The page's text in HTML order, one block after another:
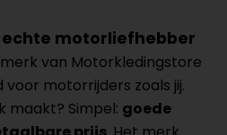
motorliefhebber
van Motorkledingstore
motorrijders zoals jij.
maakt? Simpel: goede